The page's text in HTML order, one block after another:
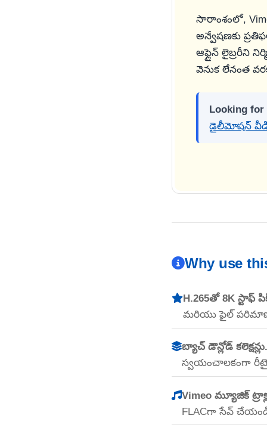
సారాంశంలో,
అన్వేషణకు
ఆఫ్లైన్ లైబ్రరీని
వెనుక లేనంత
Looking for
డైలీమోషన్
Why use
H.265తో 8K స్టాఫ్
మరియు ఫైల్
బ్యాచ్ డౌన్లోడ్ కలెక్షన్లు.
స్వయంచాలకంగా
Vimeo మ్యూజిక్
FLACగా సేవ్